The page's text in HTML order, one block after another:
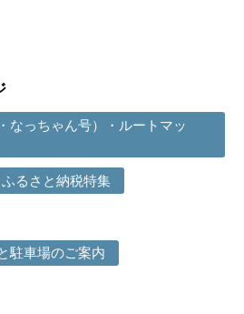
なっちゃん号）・ルートマッ
るさと納税特集
駐車場のご案内